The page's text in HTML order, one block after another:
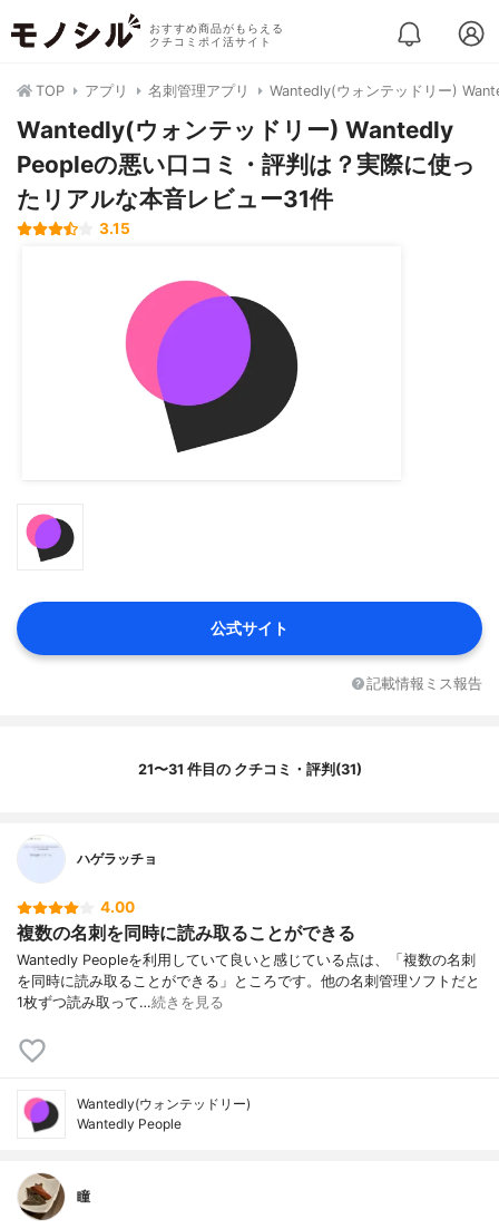
おすすめ商品がもらえる
クチコミポイ活サイト
TOP アプリ 名刺管理アプリ Wantedly(ウォンテッドリー)
Wantedly(ウォンテッドリー) Wantedly
Peopleの悪い口コミ・評判は？実際に使っ
たリアルな本音レビュー31件
3.15
公式サイト
記載情報ミス報告
21〜31 件目の クチコミ・評判(31)
ハゲラッチョ
4.00
複数の名刺を同時に読み取ることができる
Wantedly Peopleを利用していて良いと感じている点は、「複数の名刺
を同時に読み取ることができる」ところです。他の名刺管理ソフトだと
1枚ずつ読み取って…続きを見る
Wantedly(ウォンテッドリー)
Wantedly People
瞳